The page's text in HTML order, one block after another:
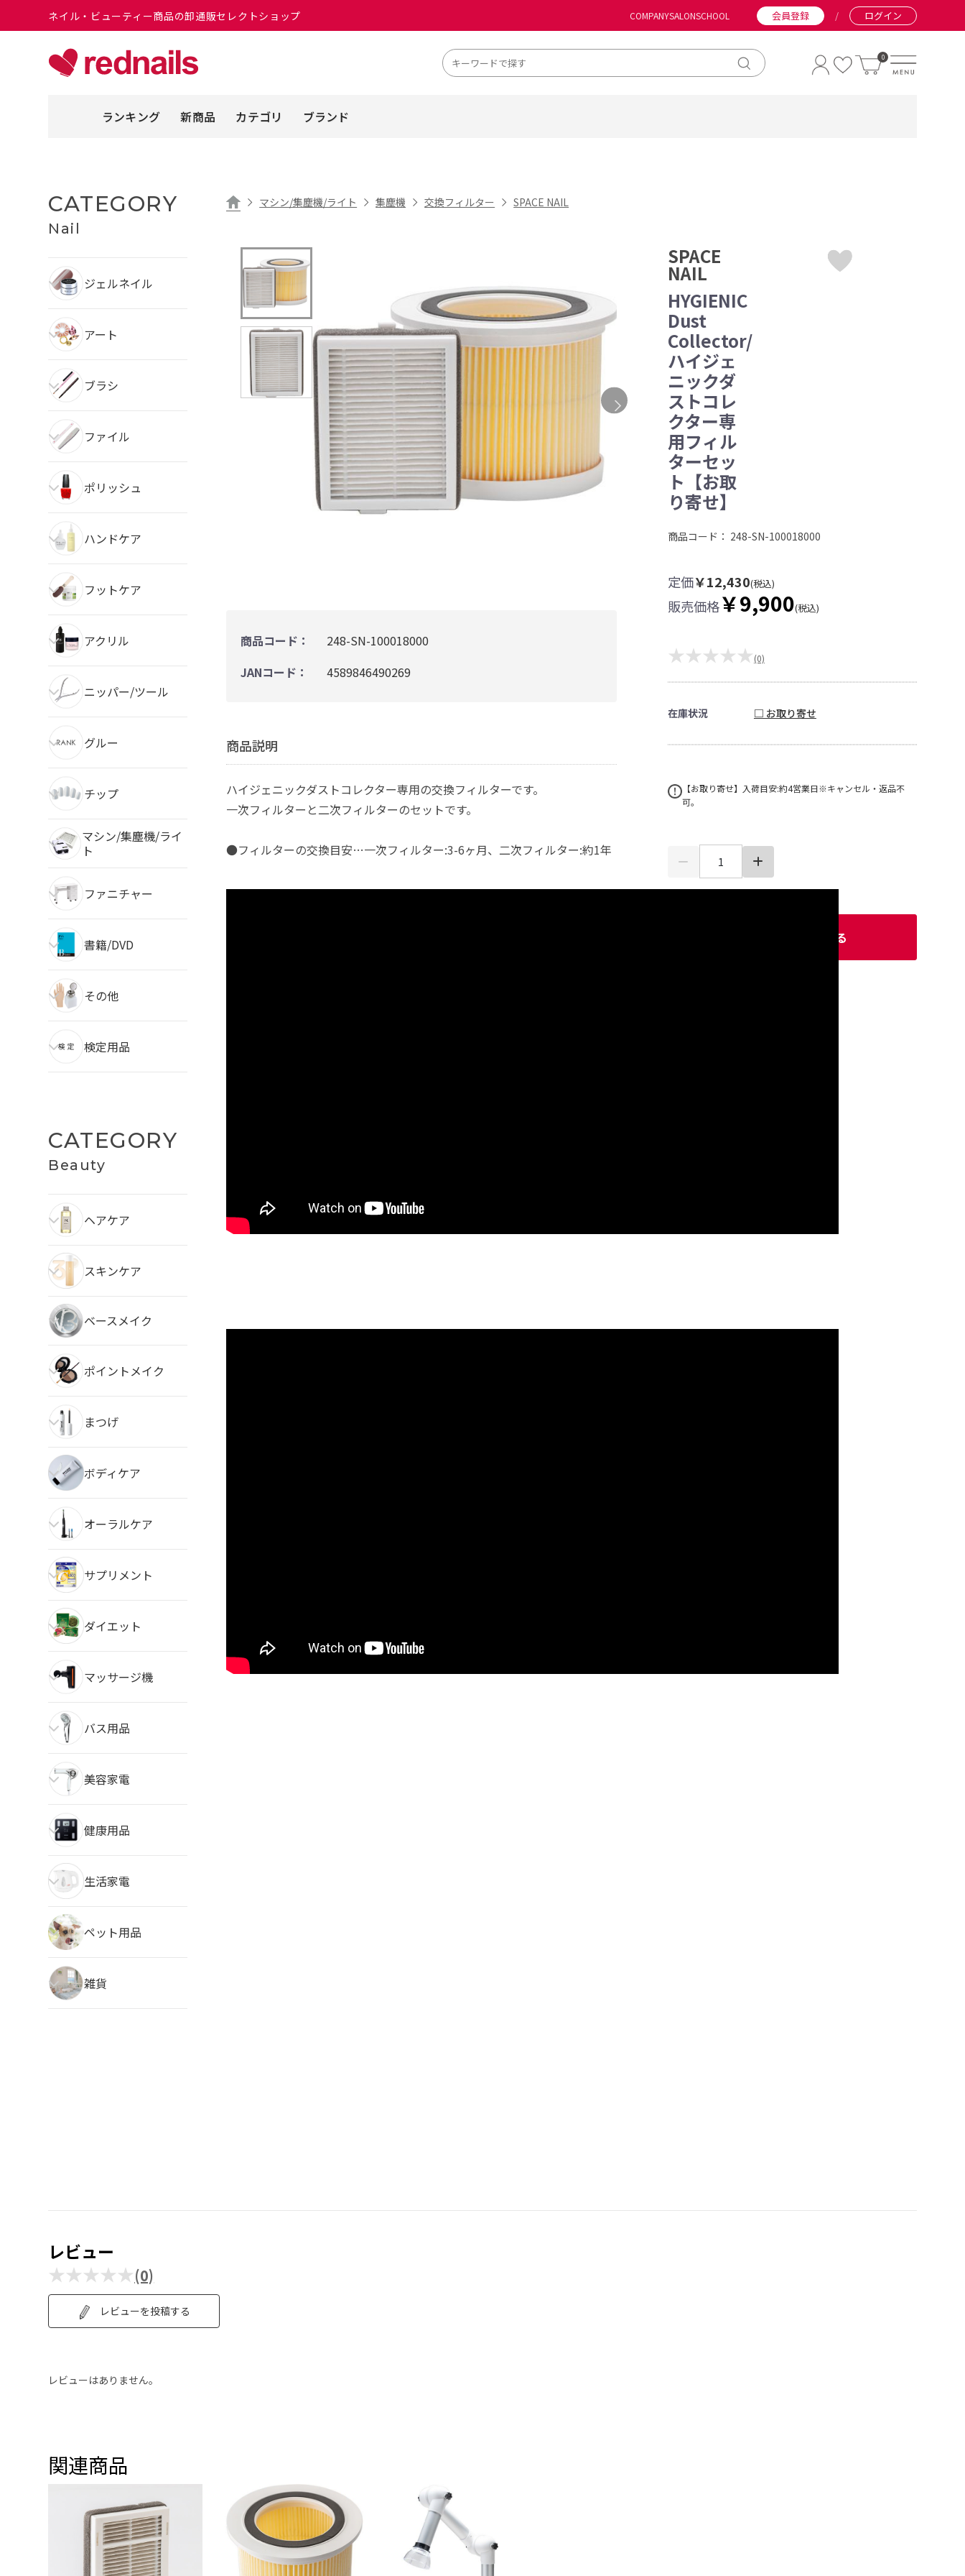
ネイル・ビューティー商品の卸通販セレクトショップ COMPANYSALONSCHOOL 会員登録 / ログイン
0
ランキング 新商品 カテゴリ ブランド
CATEGORY
Nail
ジェルネイル
アート
ブラシ
ファイル
ポリッシュ
ハンドケア
フットケア
アクリル
ニッパー/ツール
グルー
チップ
マシン/集塵機/ライ
ト
ファニチャー
書籍/DVD
その他
検定用品
CATEGORY
Beauty
ヘアケア
スキンケア
ベースメイク
ポイントメイク
まつげ
ボディケア
オーラルケア
サプリメント
ダイエット
マッサージ機
バス用品
美容家電
健康用品
生活家電
ペット用品
雑貨
マシン/集塵機/ライト 集塵機 交換フィルター SPACE NAIL
商品コード：
248-SN-100018000
JANコード：
4589846490269
商品説明
ハイジェニックダストコレクター専用の交換フィルターです。
一次フィルターと二次フィルターのセットです。
●フィルターの交換目安…一次フィルター:3-6ヶ月、二次フィルター:約1年
SPACE
NAIL
HYGIENIC
Dust
Collector/
ハイジェ
ニックダ
ストコレ
クター専
用フィル
ターセッ
ト【お取
り寄せ】
商品コード： 248-SN-100018000
定価￥12,430(税込)
販売価格￥9,900(税込)
★★★★★ (0)
在庫状況 □ お取り寄せ
【お取り寄せ】入荷目安:約4営業日※キャンセル・返品不
可。
カートに入れる
レビュー
★★★★★(0)
レビューを投稿する
レビューはありません。
関連商品